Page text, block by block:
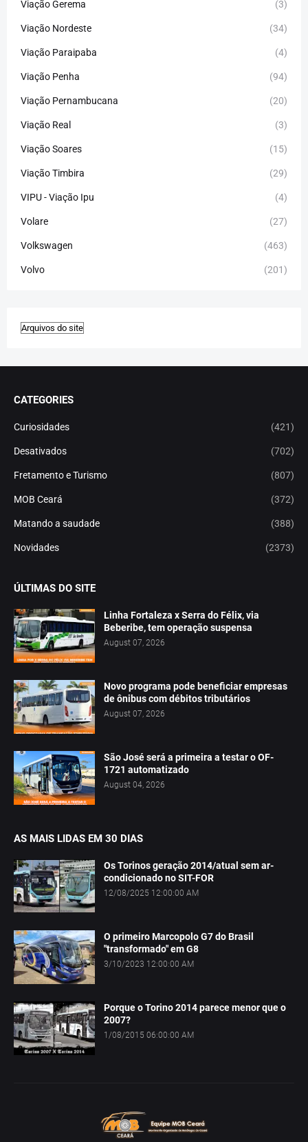
Viação Gerema (3)
Viação Nordeste (34)
Viação Paraipaba (4)
Viação Penha (94)
Viação Pernambucana (20)
Viação Real (3)
Viação Soares (15)
Viação Timbira (29)
VIPU - Viação Ipu (4)
Volare (27)
Volkswagen (463)
Volvo (201)
CATEGORIES
Curiosidades (421)
Desativados (702)
Fretamento e Turismo (807)
MOB Ceará (372)
Matando a saudade (388)
Novidades (2373)
ÚLTIMAS DO SITE
Linha Fortaleza x Serra do Félix, via
Beberibe, tem operação suspensa
August 07, 2026
Novo programa pode beneficiar empresas
de ônibus com débitos tributários
August 07, 2026
São José será a primeira a testar o OF-
1721 automatizado
August 04, 2026
AS MAIS LIDAS EM 30 DIAS
Os Torinos geração 2014/atual sem ar-
condicionado no SIT-FOR
12/08/2025 12:00:00 AM
O primeiro Marcopolo G7 do Brasil
"transformado" em G8
3/10/2023 12:00:00 AM
Porque o Torino 2014 parece menor que o
2007?
1/08/2015 06:00:00 AM